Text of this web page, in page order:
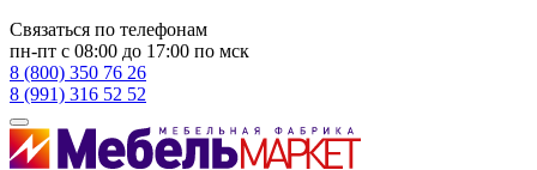
Связаться по телефонам
пн-пт с 08:00 до 17:00 по мск
8 (800) 350 76 26
8 (991) 316 52 52